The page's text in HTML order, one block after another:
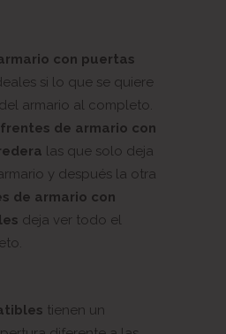
con puertas
si lo que se quiere
armario al completo.
frentes de armario con
las que solo deja
y después la otra
de armario con
deja ver todo el
tienen un